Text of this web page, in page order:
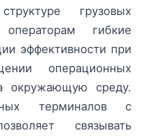
грузовых
гибкие
эффективности при
операционных
окружающую среду.
терминалов с
связывать